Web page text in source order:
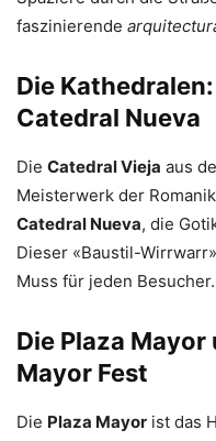
faszinierende
Die
Catedral Nueva
Die Catedral Vieja aus
Meisterwerk der
Catedral Nueva, die
Dieser «Baustil-
Muss für jeden Besucher.
Die Plaza
Mayor Fest
Die Plaza Mayor ist das